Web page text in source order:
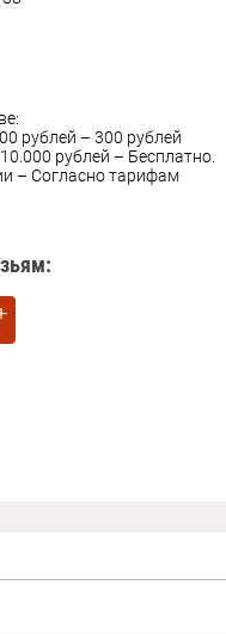
рублей – 300 рублей
рублей – Бесплатно.
– Согласно тарифам